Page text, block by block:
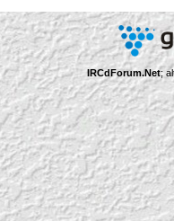
IRCdForum.Net;